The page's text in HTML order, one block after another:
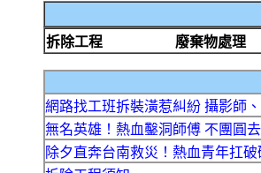
拆除工程
廢棄物處理
網路找工班拆裝潢惹糾紛 攝影師
無名英雄！熱血鑿洞師傅 不團圓
除夕直奔台南救災！熱血青年扛